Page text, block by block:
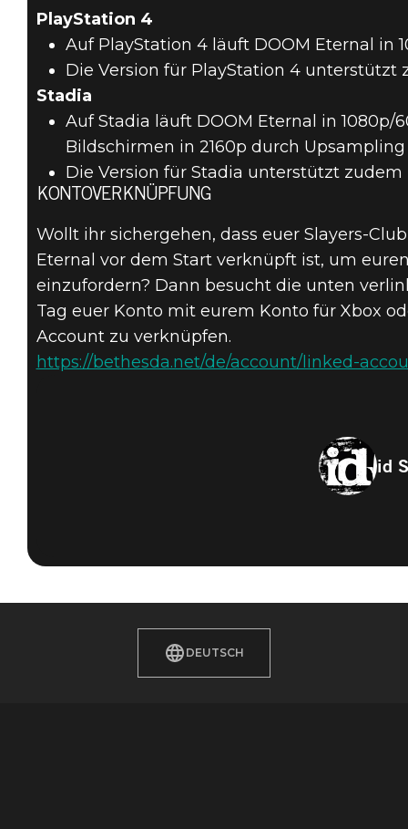
PlayStation 4
Auf PlayStation 4 läuft DOOM Eternal in
Die Version für PlayStation 4 unterstützt
Stadia
Auf Stadia läuft DOOM Eternal in 1080p/
Bildschirmen in 2160p durch Upsampling
Die Version für Stadia unterstützt zudem
KONTOVERKNÜPFUNG
Wollt ihr sichergehen, dass euer Slayers-
Eternal vor dem Start verknüpft ist, um
einzufordern? Dann besucht die unten
Tag euer Konto mit eurem Konto für Xbox
Account zu verknüpfen.
https://bethesda.net/de/account/linked-
id
DEUTSCH